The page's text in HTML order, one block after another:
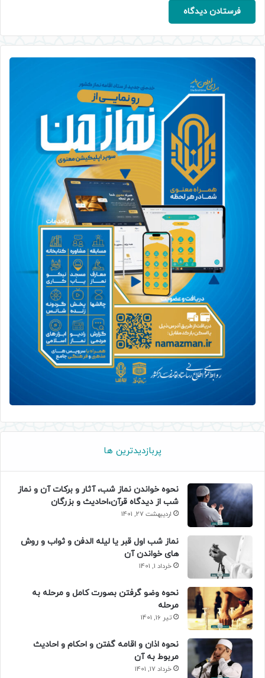
پربازدیدترین ها
نحوه خواندن نماز شب، آثار و برکات آن و نماز
شب از دیدگاه قرآن،احادیث و بزرگان
اردیبهشت 27, 1401
نماز شب اول قبر یا لیله الدفن و ثواب و روش
های خواندن آن
خرداد 1, 1401
نحوه وضو گرفتن بصورت کامل و مرحله به
مرحله
تیر 16, 1401
نحوه اذان و اقامه گفتن و احکام و احادیث
مربوط به آن
خرداد 17, 1401